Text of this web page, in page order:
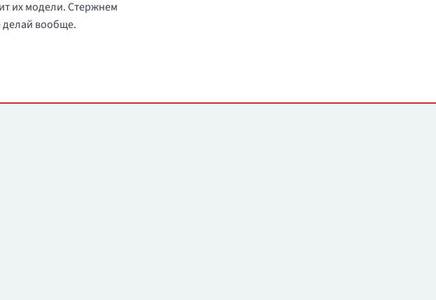
их модели. Стержнем
делай вообще.